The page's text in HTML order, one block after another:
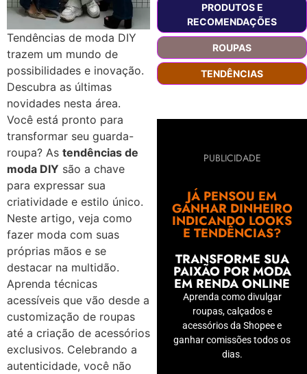
Tendências de moda DIY
trazem um mundo de
possibilidades e inovação.
Descubra as últimas
novidades nesta área.
Você está pronto para
transformar seu guarda-
roupa? As tendências de
moda DIY são a chave
para expressar sua
criatividade e estilo único.
Neste artigo, veja como
fazer moda com suas
próprias mãos e se
destacar na multidão.
Aprenda técnicas
acessíveis que vão desde a
customização de roupas
até a criação de acessórios
exclusivos. Celebrando a
autenticidade, você não
PRODUTOS E
RECOMENDAÇÕES
ROUPAS
TENDÊNCIAS
PUBLICIDADE
JÁ PENSOU EM
GANHAR DINHEIRO
INDICANDO LOOKS
E TENDÊNCIAS?
TRANSFORME SUA
PAIXÃO POR MODA
EM RENDA ONLINE
Aprenda como divulgar
roupas, calçados e
acessórios da Shopee e
ganhar comissões todos os
dias.